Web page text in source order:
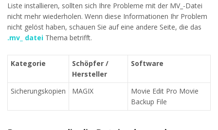
Liste installieren, sollten sich Ihre Probleme mit der MV_-Datei
nicht mehr wiederholen. Wenn diese Informationen Ihr Problem
nicht gelöst haben, schauen Sie auf eine andere Seite, die das
.mv_ datei Thema betrifft.
Kategorie
Schöpfer /
Hersteller
Software
Sicherungskopien MAGIX
Movie Edit Pro Movie
Backup File